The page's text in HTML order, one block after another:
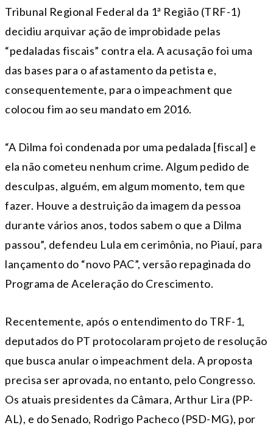
Tribunal Regional Federal da 1ª Região (TRF-1)
decidiu arquivar ação de improbidade pelas
“pedaladas fiscais” contra ela. A acusação foi uma
das bases para o afastamento da petista e,
consequentemente, para o impeachment que
colocou fim ao seu mandato em 2016.
“A Dilma foi condenada por uma pedalada [fiscal] e
ela não cometeu nenhum crime. Algum pedido de
desculpas, alguém, em algum momento, tem que
fazer. Houve a destruição da imagem da pessoa
durante vários anos, todos sabem o que a Dilma
passou”, defendeu Lula em cerimônia, no Piauí, para
lançamento do “novo PAC”, versão repaginada do
Programa de Aceleração do Crescimento.
Recentemente, após o entendimento do TRF-1,
deputados do PT protocolaram projeto de resolução
que busca anular o impeachment dela. A proposta
precisa ser aprovada, no entanto, pelo Congresso.
Os atuais presidentes da Câmara, Arthur Lira (PP-
AL), e do Senado, Rodrigo Pacheco (PSD-MG), por